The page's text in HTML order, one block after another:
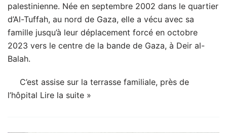
palestinienne. Née en septembre 2002 dans le quartier
d’Al-Tuffah, au nord de Gaza, elle a vécu avec sa
famille jusqu’à leur déplacement forcé en octobre
2023 vers le centre de la bande de Gaza, à Deir al-
Balah.
C’est assise sur la terrasse familiale, près de
l’hôpital Lire la suite »